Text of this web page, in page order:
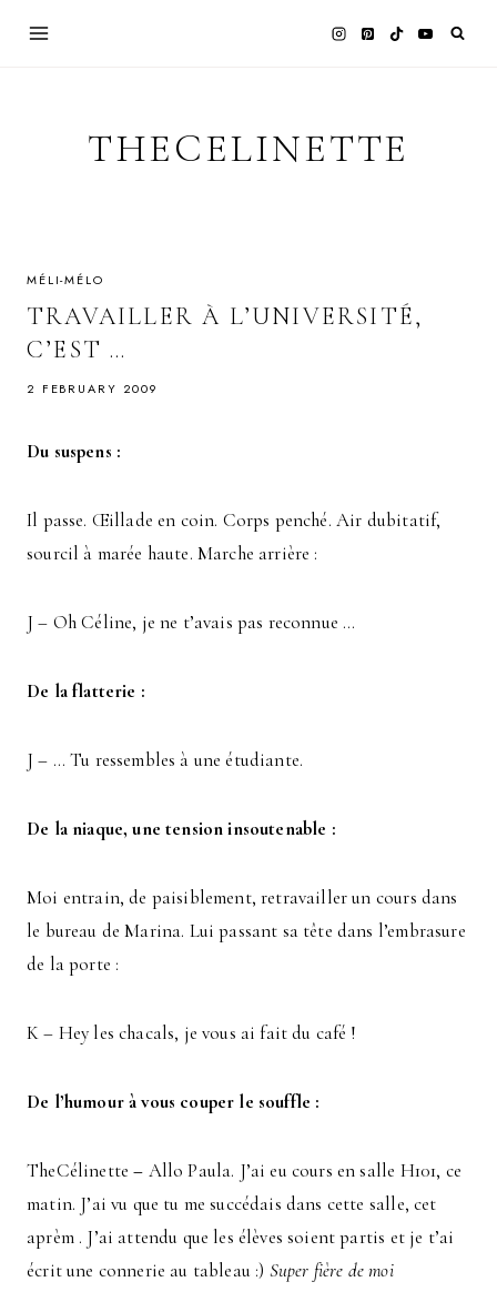
THECELINETTE
MÉLI-MÉLO
TRAVAILLER À L’UNIVERSITÉ,
C’EST …
2 FEBRUARY 2009
Du suspens :
Il passe. Œillade en coin. Corps penché. Air dubitatif,
sourcil à marée haute. Marche arrière :
J – Oh Céline, je ne t’avais pas reconnue …
De la flatterie :
J – … Tu ressembles à une étudiante.
De la niaque, une tension insoutenable :
Moi entrain, de paisiblement, retravailler un cours dans
le bureau de Marina. Lui passant sa tête dans l’embrasure
de la porte :
K – Hey les chacals, je vous ai fait du café !
De l’humour à vous couper le souffle :
TheCélinette – Allo Paula. J’ai eu cours en salle H101, ce
matin. J’ai vu que tu me succédais dans cette salle, cet
aprèm . J’ai attendu que les élèves soient partis et je t’ai
écrit une connerie au tableau :) Super fière de moi